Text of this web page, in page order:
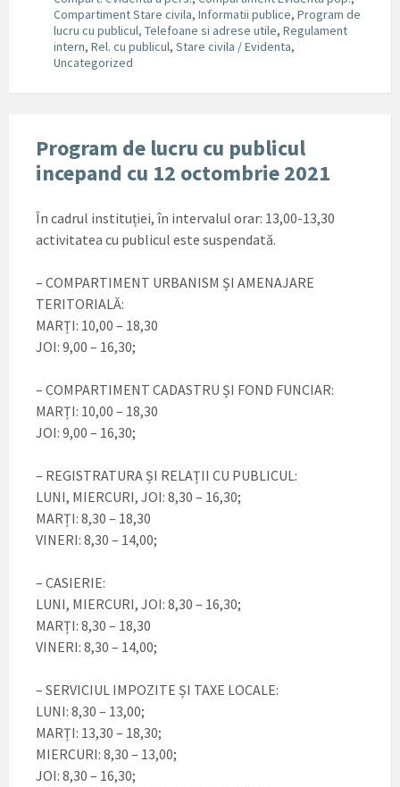
Compartiment Stare civila, Informatii publice, Program de
lucru cu publicul, Telefoane si adrese utile, Regulament
intern, Rel. cu publicul, Stare civila / Evidenta,
Uncategorized
Program de lucru cu publicul
incepand cu 12 octombrie 2021
În cadrul instituției, în intervalul orar: 13,00-13,30
activitatea cu publicul este suspendată.
– COMPARTIMENT URBANISM ȘI AMENAJARE
TERITORIALĂ:
MARȚI: 10,00 – 18,30
JOI: 9,00 – 16,30;
– COMPARTIMENT CADASTRU ȘI FOND FUNCIAR:
MARȚI: 10,00 – 18,30
JOI: 9,00 – 16,30;
– REGISTRATURA ȘI RELAȚII CU PUBLICUL:
LUNI, MIERCURI, JOI: 8,30 – 16,30;
MARȚI: 8,30 – 18,30
VINERI: 8,30 – 14,00;
– CASIERIE:
LUNI, MIERCURI, JOI: 8,30 – 16,30;
MARȚI: 8,30 – 18,30
VINERI: 8,30 – 14,00;
– SERVICIUL IMPOZITE ȘI TAXE LOCALE:
LUNI: 8,30 – 13,00;
MARȚI: 13,30 – 18,30;
MIERCURI: 8,30 – 13,00;
JOI: 8,30 – 16,30;